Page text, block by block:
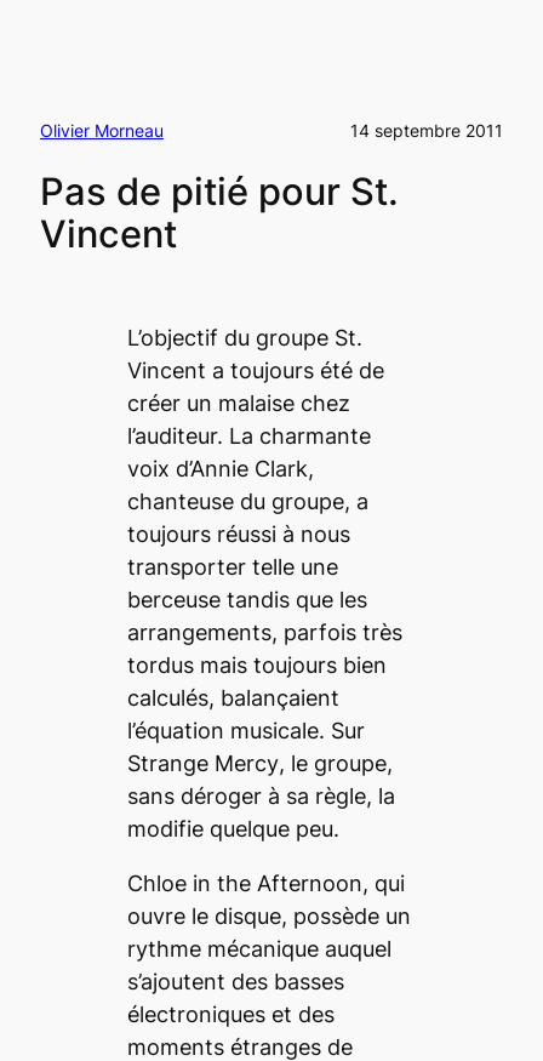
Olivier Morneau 14 septembre 2011
Pas de pitié pour St.
Vincent
L’objectif du groupe St.
Vincent a toujours été de
créer un malaise chez
l’auditeur. La charmante
voix d’Annie Clark,
chanteuse du groupe, a
toujours réussi à nous
transporter telle une
berceuse tandis que les
arrangements, parfois très
tordus mais toujours bien
calculés, balançaient
l’équation musicale. Sur
Strange Mercy, le groupe,
sans déroger à sa règle, la
modifie quelque peu.
Chloe in the Afternoon, qui
ouvre le disque, possède un
rythme mécanique auquel
s’ajoutent des basses
électroniques et des
moments étranges de